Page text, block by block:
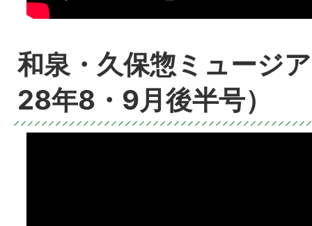
和泉・久保惣ミュージ
28年8・9月後半号）